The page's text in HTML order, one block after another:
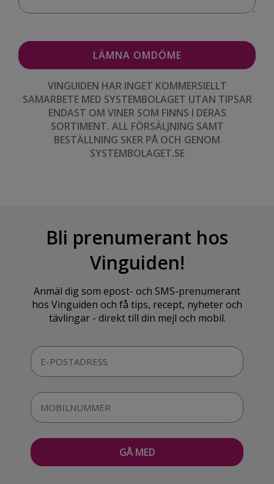
VINGUIDEN HAR INGET KOMMERSIELLT
SAMARBETE MED SYSTEMBOLAGET UTAN TIPSAR
ENDAST OM VINER SOM FINNS I DERAS
SORTIMENT. ALL FÖRSÄLJNING SAMT
BESTÄLLNING SKER PÅ OCH GENOM
SYSTEMBOLAGET.SE
Bli prenumerant hos
Vinguiden!
Anmäl dig som epost- och SMS-prenumerant
hos Vinguiden och få tips, recept, nyheter och
tävlingar - direkt till din mejl och mobil.